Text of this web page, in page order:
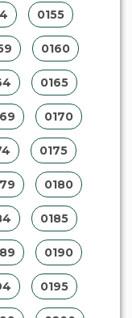
0155
0160
0165
0170
0175
0180
0185
0190
0195